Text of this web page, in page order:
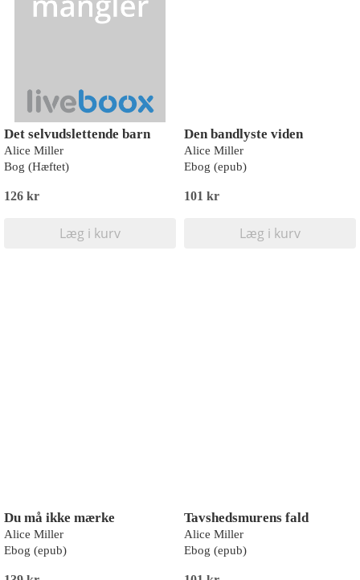
Det selvudslettende barn
Alice Miller
Bog (Hæftet)
126 kr
Læg i kurv
Den bandlyste viden
Alice Miller
Ebog (epub)
101 kr
Læg i kurv
Du må ikke mærke
Alice Miller
Ebog (epub)
Tavshedsmurens fald
Alice Miller
Ebog (epub)